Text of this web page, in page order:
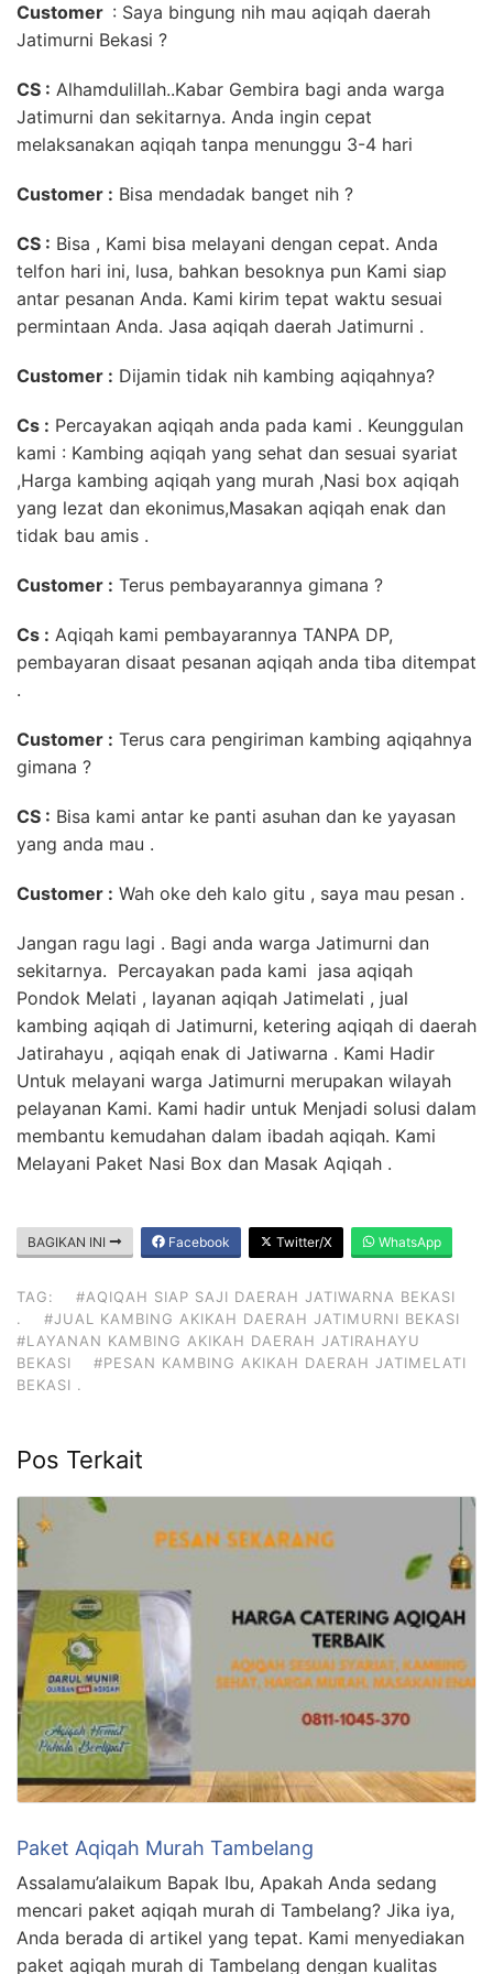
Customer : Saya bingung nih mau aqiqah daerah
Jatimurni Bekasi ?
CS : Alhamdulillah..Kabar Gembira bagi anda warga
Jatimurni dan sekitarnya. Anda ingin cepat
melaksanakan aqiqah tanpa menunggu 3-4 hari
Customer : Bisa mendadak banget nih ?
CS : Bisa , Kami bisa melayani dengan cepat. Anda
telfon hari ini, lusa, bahkan besoknya pun Kami siap
antar pesanan Anda. Kami kirim tepat waktu sesuai
permintaan Anda. Jasa aqiqah daerah Jatimurni .
Customer : Dijamin tidak nih kambing aqiqahnya?
Cs : Percayakan aqiqah anda pada kami . Keunggulan
kami : Kambing aqiqah yang sehat dan sesuai syariat
,Harga kambing aqiqah yang murah ,Nasi box aqiqah
yang lezat dan ekonimus,Masakan aqiqah enak dan
tidak bau amis .
Customer : Terus pembayarannya gimana ?
Cs : Aqiqah kami pembayarannya TANPA DP,
pembayaran disaat pesanan aqiqah anda tiba ditempat
.
Customer : Terus cara pengiriman kambing aqiqahnya
gimana ?
CS : Bisa kami antar ke panti asuhan dan ke yayasan
yang anda mau .
Customer : Wah oke deh kalo gitu , saya mau pesan .
Jangan ragu lagi . Bagi anda warga Jatimurni dan
sekitarnya. Percayakan pada kami jasa aqiqah
Pondok Melati , layanan aqiqah Jatimelati , jual
kambing aqiqah di Jatimurni, ketering aqiqah di daerah
Jatirahayu , aqiqah enak di Jatiwarna . Kami Hadir
Untuk melayani warga Jatimurni merupakan wilayah
pelayanan Kami. Kami hadir untuk Menjadi solusi dalam
membantu kemudahan dalam ibadah aqiqah. Kami
Melayani Paket Nasi Box dan Masak Aqiqah .
BAGIKAN INI Facebook Twitter/X WhatsApp
TAG:
#AQIQAH SIAP SAJI DAERAH JATIWARNA BEKASI
.
#JUAL KAMBING AKIKAH DAERAH JATIMURNI BEKASI
#LAYANAN KAMBING AKIKAH DAERAH JATIRAHAYU
BEKASI
#PESAN KAMBING AKIKAH DAERAH JATIMELATI
BEKASI .
Pos Terkait
Paket Aqiqah Murah Tambelang
Assalamu’alaikum Bapak Ibu, Apakah Anda sedang
mencari paket aqiqah murah di Tambelang? Jika iya,
Anda berada di artikel yang tepat. Kami menyediakan
paket aqiqah murah di Tambelang dengan kualitas